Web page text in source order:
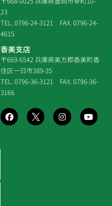
23
TEL. 0796-24-3121 FAX. 0796-24-
4615
香美支店
〒669-6542 兵庫県美方郡香美町香
住区一日市389-35
TEL. 0796-36-3121 FAX. 0796-36-
3166